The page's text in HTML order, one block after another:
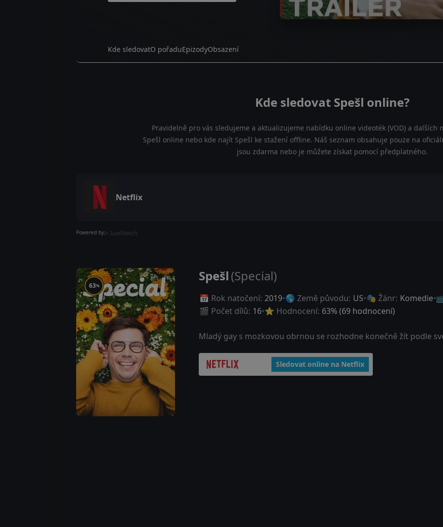
Kde sledovatO pořaduEpizodyObsazení
Kde sledovat Spešl online?
Pravidelně pro vás sledujeme a aktualizujeme nabídku online videoték (VOD) a dalších
Spešl online nebo kde najít Spešl ke stažení offline. Náš seznam obsahuje pouze na
jsou zdarma nebo je můžete získat pomocí předplatného.
Netflix
Powered by
63%
Spešl(Special)
📅 Rok natočení: 2019 🌎 Země původu: US 🎭 Žánr: Komedie
🎬 Počet dílů: 16 ⭐ Hodnocení: 63% (69 hodnocení)
Mladý gay s mozkovou obrnou se rozhodne konečně žít podle
Sledovat online na Netflix